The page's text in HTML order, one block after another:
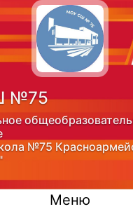
№75
№75
Меню